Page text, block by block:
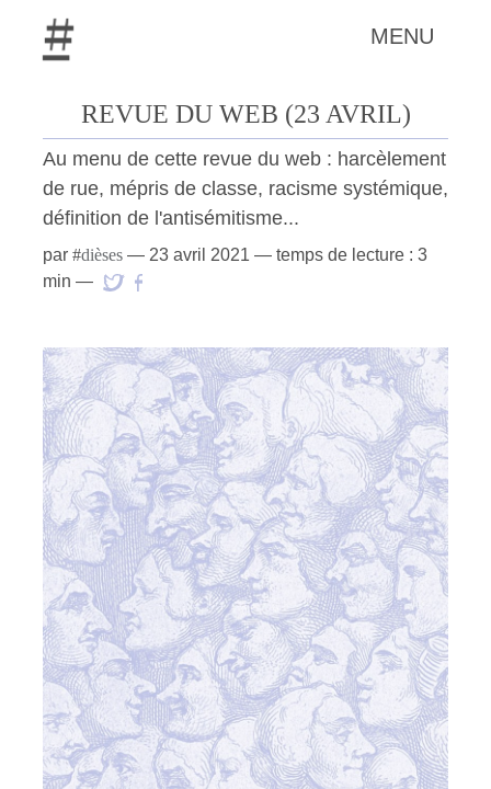
MENU
REVUE DU WEB (23 AVRIL)
Au menu de cette revue du web : harcèlement
de rue, mépris de classe, racisme systémique,
définition de l'antisémitisme...
par #dièses — 23 avril 2021 — temps de lecture : 3
min —